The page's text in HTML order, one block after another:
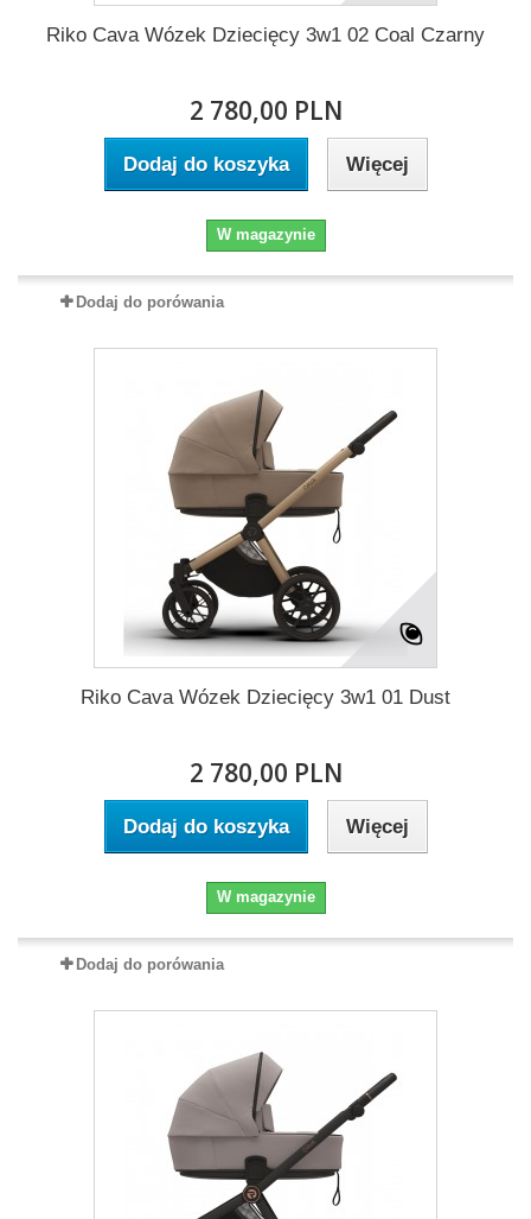
Riko Cava Wózek Dziecięcy 3w1 02 Coal Czarny
2 780,00 PLN
Dodaj do koszyka Więcej
W magazynie
Dodaj do porówania
Riko Cava Wózek Dziecięcy 3w1 01 Dust
2 780,00 PLN
Dodaj do koszyka Więcej
W magazynie
Dodaj do porówania